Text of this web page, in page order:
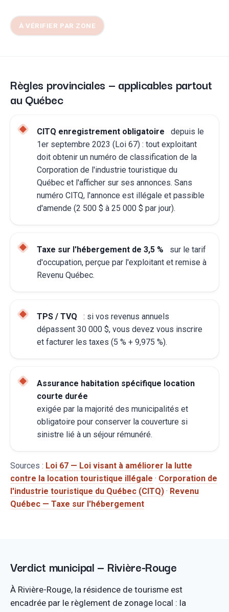
À VÉRIFIER PAR ZONE
Règles provinciales — applicables partout
au Québec
CITQ enregistrement obligatoire
depuis le
1er septembre 2023 (Loi 67) : tout exploitant
doit obtenir un numéro de classification de la
Corporation de l'industrie touristique du
Québec et l'afficher sur ses annonces. Sans
numéro CITQ, l'annonce est illégale et passible
d'amende (2 500 $ à 25 000 $ par jour).
Taxe sur l'hébergement de 3,5 %
sur le tarif
d'occupation, perçue par l'exploitant et remise à
Revenu Québec.
TPS / TVQ
: si vos revenus annuels
dépassent 30 000 $, vous devez vous inscrire
et facturer les taxes (5 % + 9,975 %).
Assurance habitation spécifique location
courte durée
exigée par la majorité des municipalités et
obligatoire pour conserver la couverture si
sinistre lié à un séjour rémunéré.
Sources : Loi 67 — Loi visant à améliorer la lutte
contre la location touristique illégale · Corporation de
l'industrie touristique du Québec (CITQ) · Revenu
Québec — Taxe sur l'hébergement
Verdict municipal — Rivière-Rouge
À Rivière-Rouge, la résidence de tourisme est
encadrée par le règlement de zonage local : la